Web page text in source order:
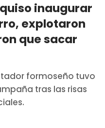
quiso inaugurar
explotaron
que sacar
formoseño tuvo
tras las risas